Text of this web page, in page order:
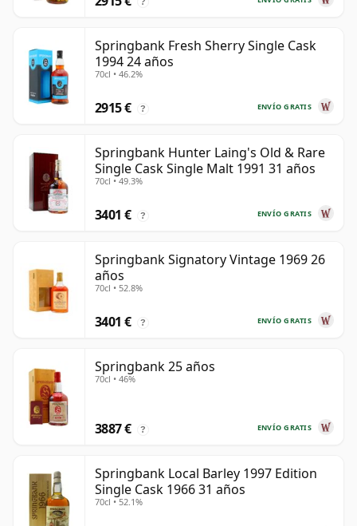
Springbank Fresh Sherry Single Cask
1994 24 años
70cl • 46.2%
ENVÍO GRATIS
2915 € ?
Springbank Hunter Laing's Old & Rare
Single Cask Single Malt 1991 31 años
70cl • 49.3%
ENVÍO GRATIS
3401 € ?
Springbank Signatory Vintage 1969 26
años
70cl • 52.8%
ENVÍO GRATIS
3401 € ?
Springbank 25 años
70cl • 46%
ENVÍO GRATIS
3887 € ?
Springbank Local Barley 1997 Edition
Single Cask 1966 31 años
70cl • 52.1%